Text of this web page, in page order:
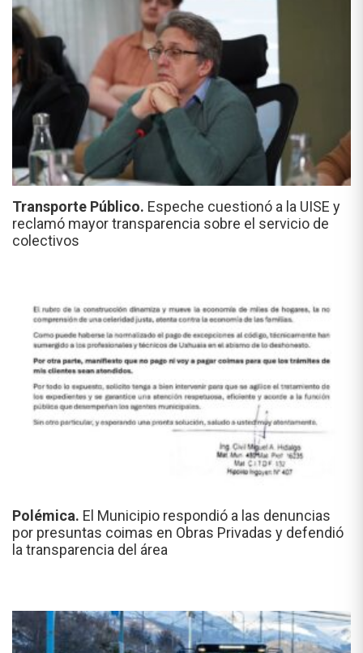
Transporte Público. Espeche cuestionó a la UISE y
reclamó mayor transparencia sobre el servicio de
colectivos
Polémica. El Municipio respondió a las denuncias
por presuntas coimas en Obras Privadas y defendió
la transparencia del área